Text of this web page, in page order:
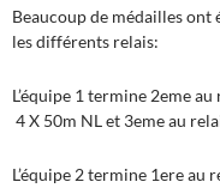
Beaucoup de médailles ont
les différents relais:
L’équipe 1 termine 2eme
4 X 50m NL et 3eme au
L’équipe 2 termine 1ere au